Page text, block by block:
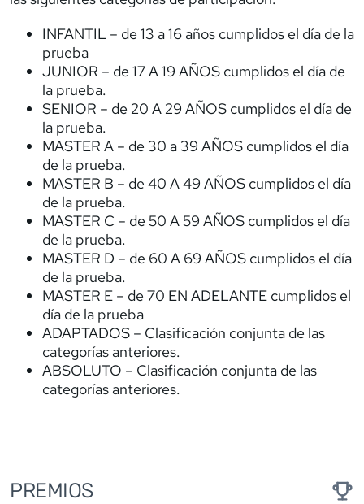
INFANTIL – de 13 a 16 años cumplidos el día de la
prueba
JUNIOR – de 17 A 19 AÑOS cumplidos el día de
la prueba.
SENIOR – de 20 A 29 AÑOS cumplidos el día de
la prueba.
MASTER A – de 30 a 39 AÑOS cumplidos el día
de la prueba.
MASTER B – de 40 A 49 AÑOS cumplidos el día
de la prueba.
MASTER C – de 50 A 59 AÑOS cumplidos el día
de la prueba.
MASTER D – de 60 A 69 AÑOS cumplidos el día
de la prueba.
MASTER E – de 70 EN ADELANTE cumplidos el
día de la prueba
ADAPTADOS – Clasificación conjunta de las
categorías anteriores.
ABSOLUTO – Clasificación conjunta de las
categorías anteriores.
PREMIOS